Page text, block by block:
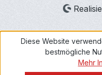
Diese Website
bestmögliche
Mehr